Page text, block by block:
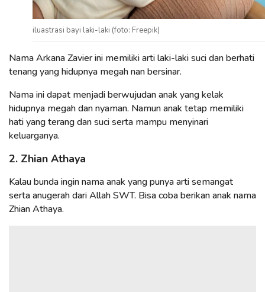
iluastrasi bayi laki-laki (foto: Freepik)
Nama Arkana Zavier ini memiliki arti laki-laki suci dan berhati
tenang yang hidupnya megah nan bersinar.
Nama ini dapat menjadi berwujudan anak yang kelak
hidupnya megah dan nyaman. Namun anak tetap memiliki
hati yang terang dan suci serta mampu menyinari
keluarganya.
2. Zhian Athaya
Kalau bunda ingin nama anak yang punya arti semangat
serta anugerah dari Allah SWT. Bisa coba berikan anak nama
Zhian Athaya.